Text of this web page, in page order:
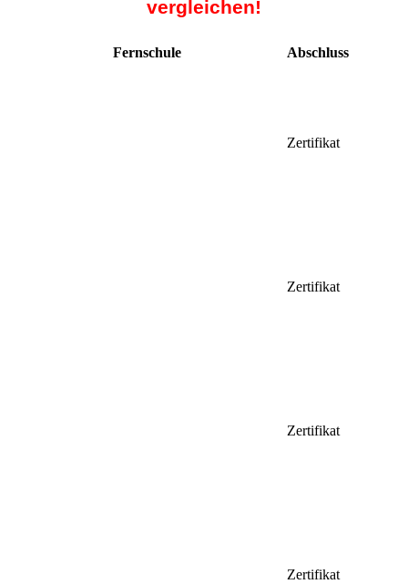
vergleichen!
Fernschule Abschluss
Zertifikat
Zertifikat
Zertifikat
Zertifikat